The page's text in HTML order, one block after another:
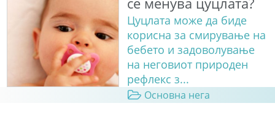
Цуцлата може да биде
корисна за смирување на
бебето и задоволување
на неговиот природен
рефлекс з...
Основна нега